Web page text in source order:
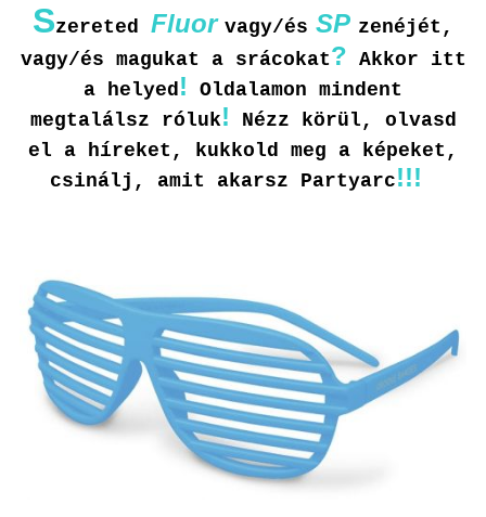
Szereted Fluor vagy/és SP zenéjét,
vagy/és magukat a srácokat? Akkor itt
a helyed! Oldalamon mindent
megtalálsz róluk! Nézz körül, olvasd
el a híreket, kukkold meg a képeket,
csinálj, amit akarsz Partyarc!!!